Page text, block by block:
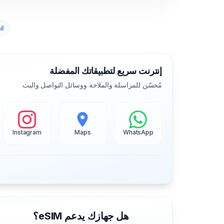
إنترنت سريع لتطبيقاتك المفضلة
مُحسّن للمراسلة والملاحة ووسائل التواصل والبث
WhatsApp
Maps
Instagram
هل جهازك يدعم eSIM؟